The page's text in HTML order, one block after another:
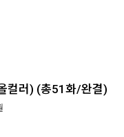
컬러) (총51화/완결)